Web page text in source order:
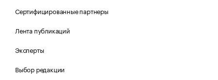
Сертифицированные партнеры
Лента публикаций
Эксперты
Выбор редакции